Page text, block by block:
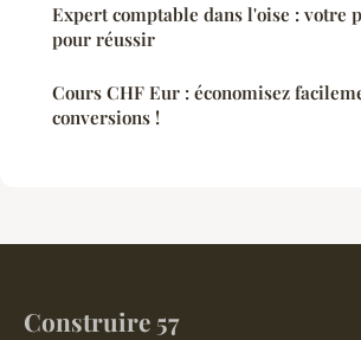
Expert comptable dans l'oise : votre
pour réussir
Cours CHF Eur : économisez
conversions !
Construire 57